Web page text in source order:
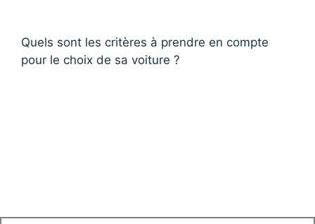
Quels sont les critères à prendre en compte
pour le choix de sa voiture ?